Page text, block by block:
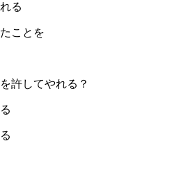
る
ことを
許してやれる？